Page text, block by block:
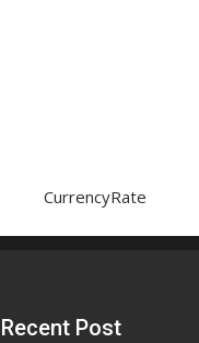
CurrencyRate
Recent Post